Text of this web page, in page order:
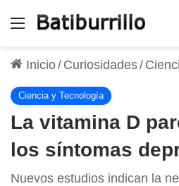
Menú
Inicio/ Curiosidades/
Ciencia y Tecnología
La vitamina D
los síntomas
Nuevos estudios indican la